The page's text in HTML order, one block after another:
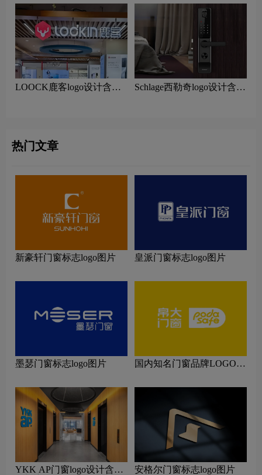
LOOCK鹿客logo设计含义
Schlage西勒奇logo设计含义
热门文章
新豪轩门窗标志logo图片 皇派门窗标志logo图片
墨瑟门窗标志logo图片
国内知名门窗品牌LOGO设
YKK AP门窗logo设计含义
安格尔门窗标志logo图片